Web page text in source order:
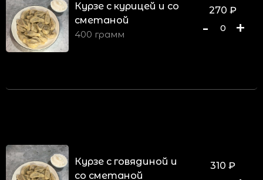
Курзе с курицей и со
сметаной
400 грамм
270 ₽
- 0 +
Курзе с говядиной и
со сметаной
310 ₽